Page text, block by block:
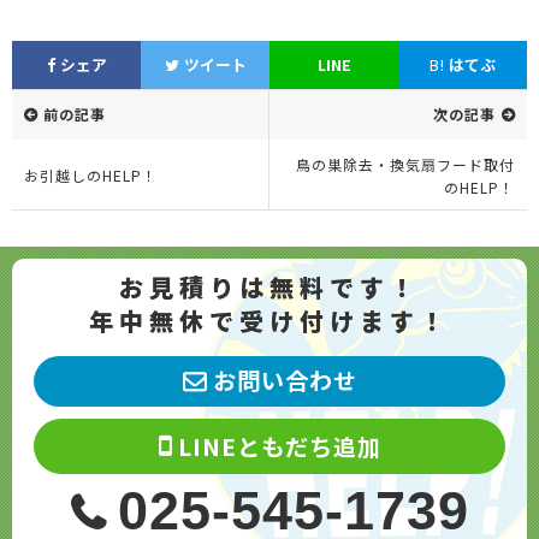
シェア ツイート LINE B! はてぶ
前の記事
お引越しのHELP！
次の記事
鳥の巣除去・換気扇フード取付
のHELP！
お見積りは無料です！
年中無休で受け付けます！
お問い合わせ
LINEともだち追加
025-545-1739